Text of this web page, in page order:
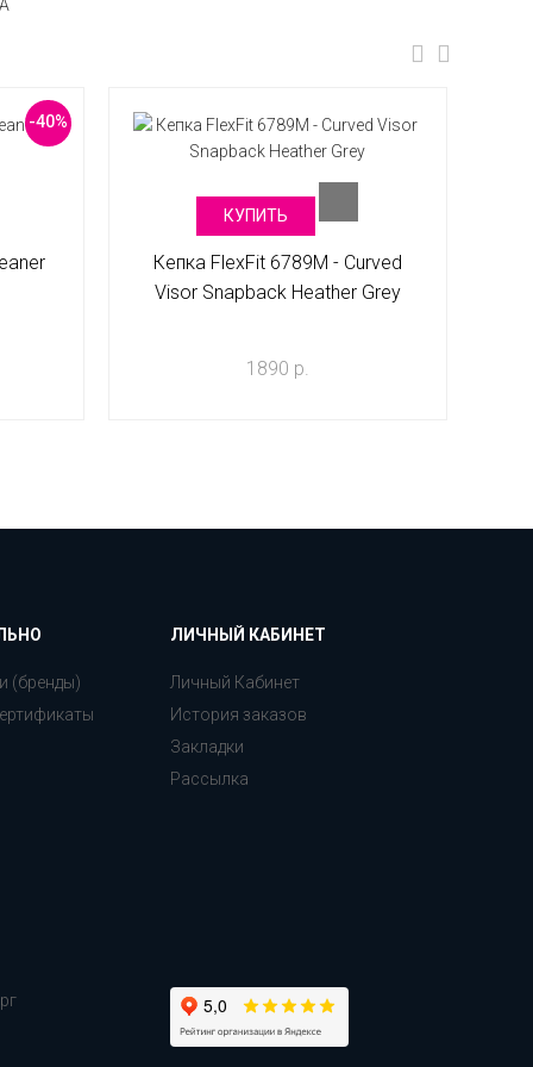
-40%
КУПИТЬ
Кепка FlexFit 6789M - Curved
Visor Snapback Heather Grey
1890 р.
(бренды)
ЛИЧНЫЙ КАБИНЕТ
Личный Кабинет
История заказов
Закладки
Рассылка